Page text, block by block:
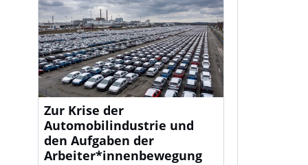
Zur Krise der
Automobilindustrie und
den Aufgaben der
Arbeiter*innenbewegung